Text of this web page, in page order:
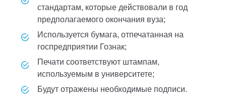
стандартам, которые действовали в год
предполагаемого окончания вуза;
используется бумага, отпечатанная на
госпредприятии Гознак;
печати соответствуют штампам,
используемым в университете;
будут отражены необходимые подписи.